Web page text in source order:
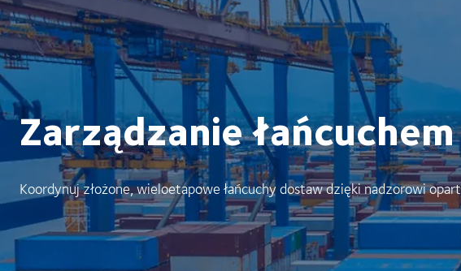
Zarządzanie
Koordynuj złożone, wieloetapowe łańcuchy dostaw dzięki nadzorowi